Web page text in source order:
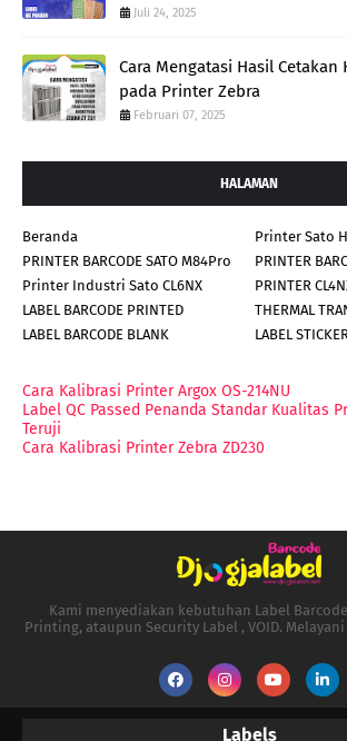
Juli 24, 2025
Cara Mengatasi Hasil Cetakan
pada Printer Zebra
Februari 07, 2025
HALAMAN
Beranda
Printer Sato
PRINTER BARCODE SATO M84Pro
PRINTER
Printer Industri Sato CL6NX
PRINTER
LABEL BARCODE PRINTED
THERMAL
LABEL BARCODE BLANK
LABEL STICKER
Cara Kalibrasi Printer Argox OS-214NU
Label QC Passed Penanda Standar Kualitas
Teruji
Cara Kalibrasi Printer Zebra ZD230
Kami menyediakan kebutuhan Label
Printing, ataupun Security Label , VOID.
Labels